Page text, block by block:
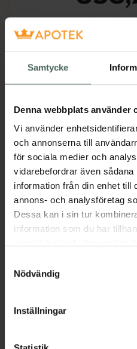
Samtycke
Denna webbplats använder
Vi använder
och annonserna till
för sociala medier och
vidarebefordrar även
information från din enhet till
annons- och analysföretag
Dessa kan i sin tur
information som du har
återkalla ditt samtycke via
cookieinställningar. Ett
lagligheten av behandling
Nödvändig
Inställningar
I apotek:
Köp via
Beskrivning
Läs alltid
användning.
EAN:
07046260250796